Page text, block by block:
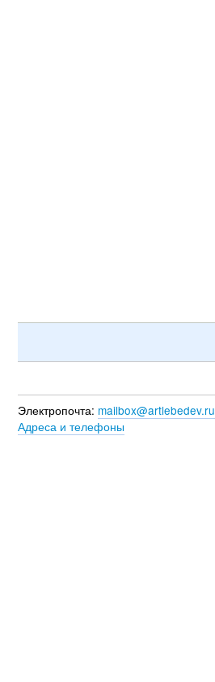
Электропочта: mailbox@artlebedev.ru
Адреса и телефоны